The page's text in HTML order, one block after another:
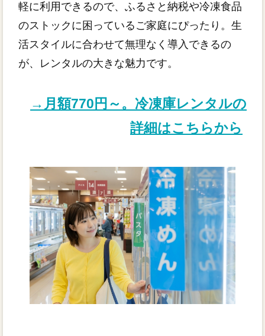
軽に利用できるので、ふるさと納税や冷凍食品
のストックに困っているご家庭にぴったり。生
活スタイルに合わせて無理なく導入できるの
が、レンタルの大きな魅力です。
→月額770円～。冷凍庫レンタルの
詳細はこちらから